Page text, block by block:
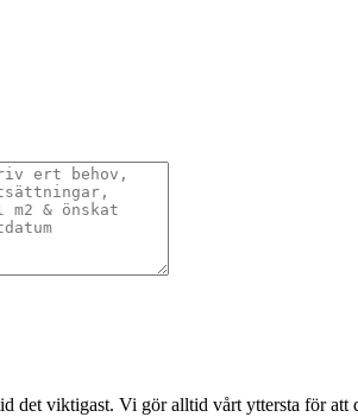
det viktigast. Vi gör alltid vårt yttersta för